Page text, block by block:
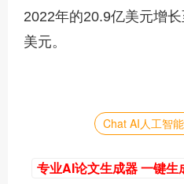
2022年的20.9亿美元增
美元。
Chat AI人工智
专业AI论文生成器 一键